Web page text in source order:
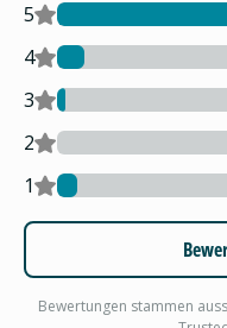
5
4
3
2
1
Bewertungen stammen